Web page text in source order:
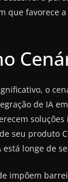
que favorece
o
de IA
seu produto
longe de
impõem